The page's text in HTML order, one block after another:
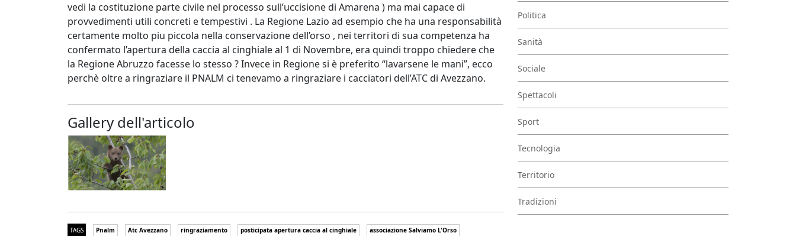
vedi la costituzione parte civile nel processo sull’uccisione di Amarena ) ma mai capace di
provvedimenti utili concreti e tempestivi . La Regione Lazio ad esempio che ha una responsabilità
certamente molto piu piccola nella conservazione dell’orso , nei territori di sua competenza ha
confermato l’apertura della caccia al cinghiale al 1 di Novembre, era quindi troppo chiedere che
la Regione Abruzzo facesse lo stesso ? Invece in Regione si è preferito “lavarsene le mani”, ecco
perchè oltre a ringraziare il PNALM ci tenevamo a ringraziare i cacciatori dell’ATC di Avezzano.
Gallery dell'articolo
TAGS Pnalm Atc Avezzano ringraziamento posticipata apertura caccia al cinghiale associazione Salviamo L'Orso
Politica
Sanità
Sociale
Spettacoli
Sport
Tecnologia
Territorio
Tradizioni